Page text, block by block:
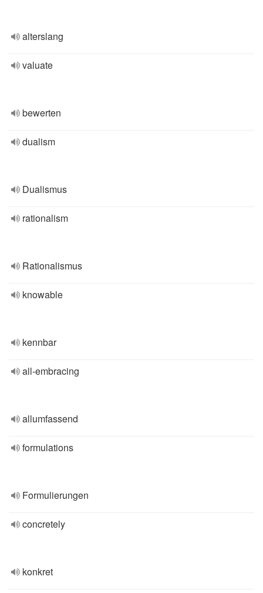
alterslang
valuate
bewerten
dualism
Dualismus
rationalism
Rationalismus
knowable
kennbar
all-embracing
allumfassend
formulations
Formulierungen
concretely
konkret